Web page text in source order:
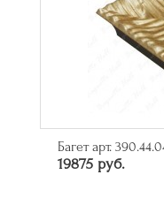
Багет арт.
19875 руб.